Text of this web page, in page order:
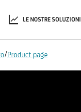
LE NOSTRE SOLUZIONI
/Product page